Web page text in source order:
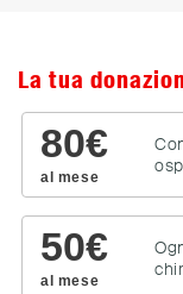
La tua
50€
al mese
80€
al mese